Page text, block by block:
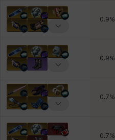
0.9%
0.9%
0.7%
0.7%